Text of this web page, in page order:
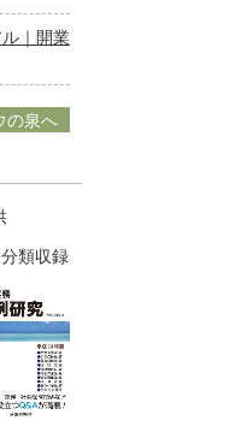
｜開業
の泉へ
類収録